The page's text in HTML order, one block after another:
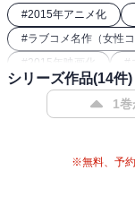
#2015年アニメ化
#ラブコメ名作（女性コ
#2015年映画化 #
#ロングセラーコミック
女子高生（女性コミ
シリーズ作品(14件)
1巻
※無料、予約